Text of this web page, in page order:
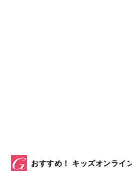
おすすめ！ キッズオンライ